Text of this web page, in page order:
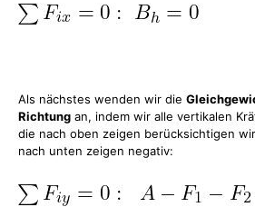
Als nächstes wenden wir die
Richtung an, indem wir alle vertikalen
die nach oben zeigen berücksichtigen
nach unten zeigen negativ: